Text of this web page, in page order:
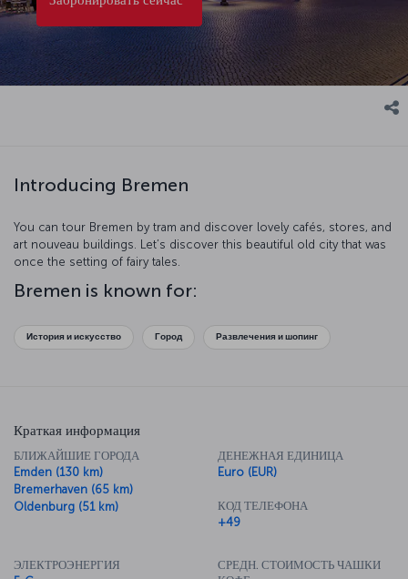
Introducing Bremen
You can tour Bremen by tram and discover lovely cafés, stores, and
art nouveau buildings. Let’s discover this beautiful old city that was
once the setting of fairy tales.
Bremen is known for:
История и искусство Город Развлечения и шопинг
Краткая информация
БЛИЖАЙШИЕ ГОРОДА
Emden (130 km)
Bremerhaven (65 km)
Oldenburg (51 km)
ДЕНЕЖНАЯ ЕДИНИЦА
Euro (EUR)
КОД ТЕЛЕФОНА
+49
ЭЛЕКТРОЭНЕРГИЯ
СРЕДН. СТОИМОСТЬ ЧАШКИ